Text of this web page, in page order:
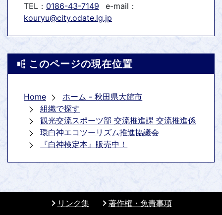
TEL： 0186-43-7149
e-mail：
kouryu@city.odate.lg.jp
このページの現在位置
Home
ホーム - 秋田県大館市
組織で探す
観光交流スポーツ部 交流推進課 交流推進係
環白神エコツーリズム推進協議会
『白神検定本』販売中！
リンク集
著作権・免責事項